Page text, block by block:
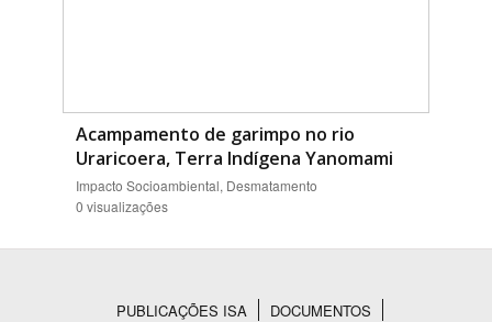
Acampamento de garimpo no rio
Uraricoera, Terra Indígena Yanomami
Impacto Socioambiental, Desmatamento
0 visualizações
PUBLICAÇÕES ISA DOCUMENTOS